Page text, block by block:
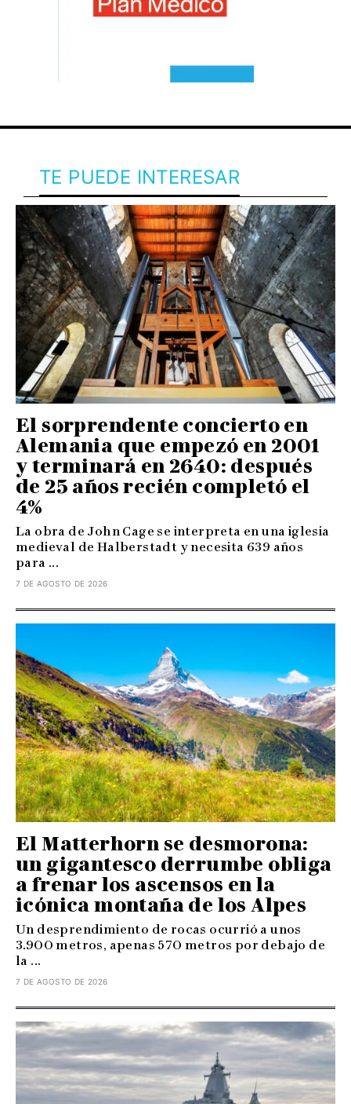
TE PUEDE INTERESAR
El sorprendente concierto en
Alemania que empezó en 2001
y terminará en 2640: después
de 25 años recién completó el
4%
La obra de John Cage se interpreta en una iglesia
medieval de Halberstadt y necesita 639 años
para ...
7 DE AGOSTO DE 2026
El Matterhorn se desmorona:
un gigantesco derrumbe obliga
a frenar los ascensos en la
icónica montaña de los Alpes
Un desprendimiento de rocas ocurrió a unos
3.900 metros, apenas 570 metros por debajo de
la ...
7 DE AGOSTO DE 2026